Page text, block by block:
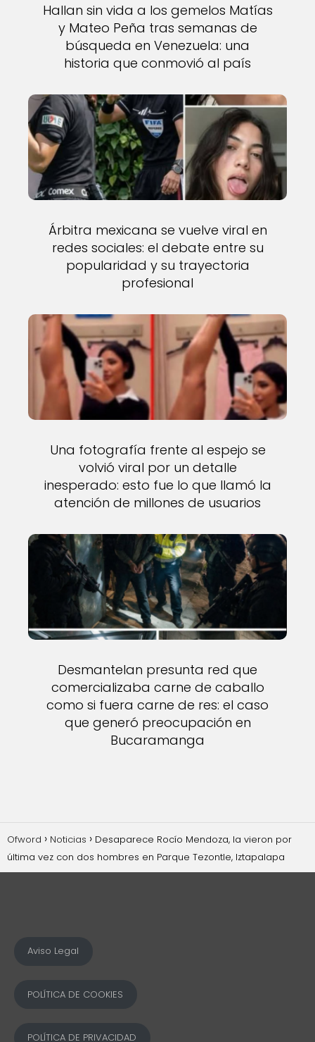
Hallan sin vida a los gemelos Matías
y Mateo Peña tras semanas de
búsqueda en Venezuela: una
historia que conmovió al país
Árbitra mexicana se vuelve viral en
redes sociales: el debate entre su
popularidad y su trayectoria
profesional
Una fotografía frente al espejo se
volvió viral por un detalle
inesperado: esto fue lo que llamó la
atención de millones de usuarios
Desmantelan presunta red que
comercializaba carne de caballo
como si fuera carne de res: el caso
que generó preocupación en
Bucaramanga
Ofword Noticias
Desaparece Rocío Mendoza, la vieron por
última vez con dos hombres en Parque Tezontle, Iztapalapa
Aviso Legal
POLÍTICA DE COOKIES
POLÍTICA DE PRIVACIDAD